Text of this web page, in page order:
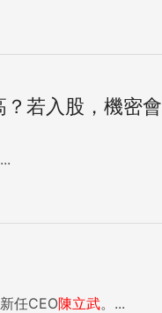
若入股，機密會
任CEO陳立武。...